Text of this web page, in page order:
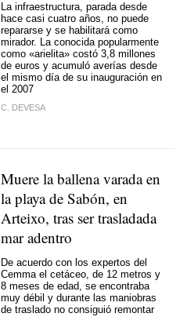
La infraestructura, parada desde
hace casi cuatro años, no puede
repararse y se habilitará como
mirador. La conocida popularmente
como «arielita» costó 3,8 millones
de euros y acumuló averías desde
el mismo día de su inauguración en
el 2007
C. DEVESA
Muere la ballena varada en
la playa de Sabón, en
Arteixo, tras ser trasladada
mar adentro
De acuerdo con los expertos del
Cemma el cetáceo, de 12 metros y
8 meses de edad, se encontraba
muy débil y durante las maniobras
de traslado no consiguió remontar